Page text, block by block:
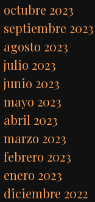
octubre 2023
septiembre 2023
agosto 2023
julio 2023
junio 2023
mayo 2023
abril 2023
marzo 2023
febrero 2023
enero 2023
diciembre 2022